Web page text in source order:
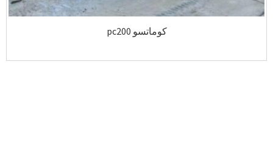
كوماتسو pc200